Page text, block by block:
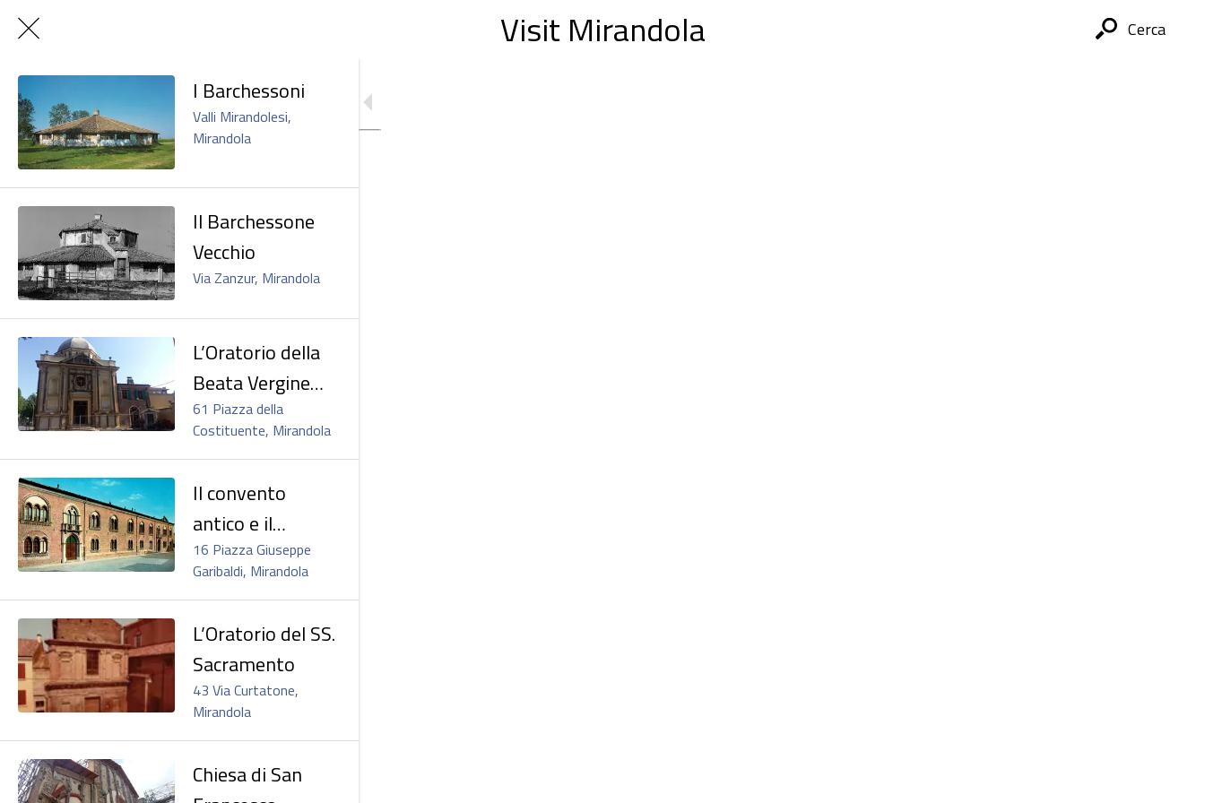
Visit Mirandola Cerca
I Barchessoni
Valli Mirandolesi,
Mirandola
Il Barchessone
Vecchio
Via Zanzur, Mirandola
L’Oratorio della
Beata Vergine
della Porta
61 Piazza della
Costituente, Mirandola
Il convento
antico e il
chiostro di San
Francesco
16 Piazza Giuseppe
Garibaldi, Mirandola
L’Oratorio del SS.
Sacramento
43 Via Curtatone,
Mirandola
Chiesa di San